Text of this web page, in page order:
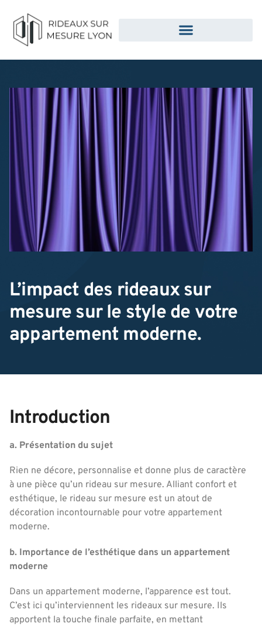
L’impact des rideaux sur
mesure sur le style de votre
appartement moderne.
Introduction
a. Présentation du sujet
Rien ne décore, personnalise et donne plus de caractère
à une pièce qu’un rideau sur mesure. Alliant confort et
esthétique, le rideau sur mesure est un atout de
décoration incontournable pour votre appartement
moderne.
b. Importance de l’esthétique dans un appartement
moderne
Dans un appartement moderne, l’apparence est tout.
C’est ici qu’interviennent les rideaux sur mesure. Ils
apportent la touche finale parfaite, en mettant